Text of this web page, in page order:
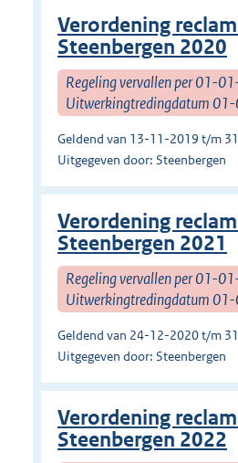
Verordening
Steenbergen 2020
Regeling vervallen per 01-
Uitwerkingtredingdatum
Geldend van 13-11-2019 t/m
Uitgegeven door: Steenbergen
Verordening
Steenbergen 2021
Regeling vervallen per 01-
Uitwerkingtredingdatum
Geldend van 24-12-2020 t/m
Uitgegeven door: Steenbergen
Verordening
Steenbergen 2022